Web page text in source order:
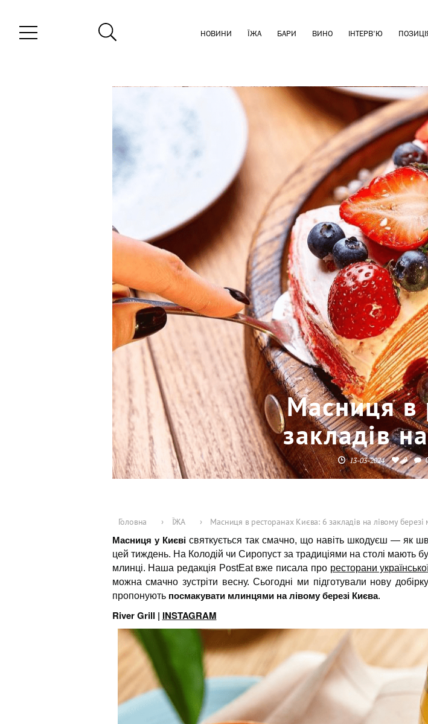
НОВИНИ ЇЖА БАРИ ВИНО ІНТЕРВ'Ю
Масниця в
закладів
13-03-2024 0
Головна › ЇЖА › Масниця в ресторанах Києва: 6 закладів на лівому березі
Масниця у Києвісвяткується так смачно, що навіть шкодуєш — як
цей тиждень. На Колодій чи Сиропуст за традиціями на столі мають
млинці. Наша редакція PostEat вже писала про ресторани
можна смачно зустріти весну. Сьогодні ми підготували нову
пропонують посмакувати млинцями на лівому березі Києва.
River Grill | INSTAGRAM